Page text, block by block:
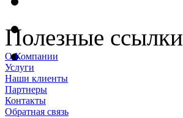
Полезные ссылки
О Компании
Услуги
Наши клиенты
Партнеры
Контакты
Обратная связь